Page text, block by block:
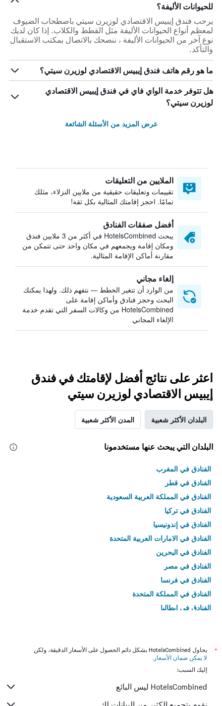
للحيوانات الأليفة؟
يرحب فندق إيبيس الاقتصادي لوزيرن سيتي باصطحاب الضيوف
لمعظم أنواع الحيوانات الأليفة مثل القطط والكلاب. إذا كان لديك
نوع آخر من الحيوانات الأليفة ، ننصحك بالاتصال بمكتب الاستقبال
والتأكد.
ما هو رقم هاتف فندق إيبيس الاقتصادي لوزيرن سيتي؟
هل تتوفر خدمة الواي فاي في فندق إيبيس الاقتصادي
لوزيرن سيتي؟
عرض المزيد من الأسئلة الشائعة
الملايين من التعليقات
تقييمات وتعليقات حقيقية من ملايين النزلاء، مثلك
تمامًا. احجز إقامتك المثالية بكل ثقة!
أفضل صفقات الفنادق
يبحث HotelsCombined في أكثر من 3 ملايين فندق
ومكان إقامة ويجمعهم في مكان واحد حتى تتمكن من
مقارنة أماكن الإقامة المثالية.
إلغاء مجاني
من الوارد أن تتغير الخطط — نتفهم ذلك. ولهذا يمكنك
البحث وحجز فنادق وأماكن إقامة على
HotelsCombined من وكالات السفر التي تقدم خدمة
الإلغاء المجاني
اعثر على نتائج أفضل لإقامتك في فندق
إيبيس الاقتصادي لوزيرن سيتي
البلدان الأكثر شعبية المدن الأكثر شعبية
البلدان التي يبحث عنها مستخدمونا
الفنادق في المغرب
الفنادق في قطر
الفنادق في المملكة العربية السعودية
الفنادق في تركيا
الفنادق في إندونيسيا
الفنادق في الامارات العربية المتحدة
الفنادق في البحرين
الفنادق في مصر
الفنادق في فرنسا
الفنادق في المملكة المتحدة
الفنادق في إيطاليا
*
يحاول HotelsCombined بشكل دائم الحصول على الأسعار الدقيقة، ولكن
لا يمكن ضمان الأسعار .
إليك السبب:
HotelsCombined ليس البائع